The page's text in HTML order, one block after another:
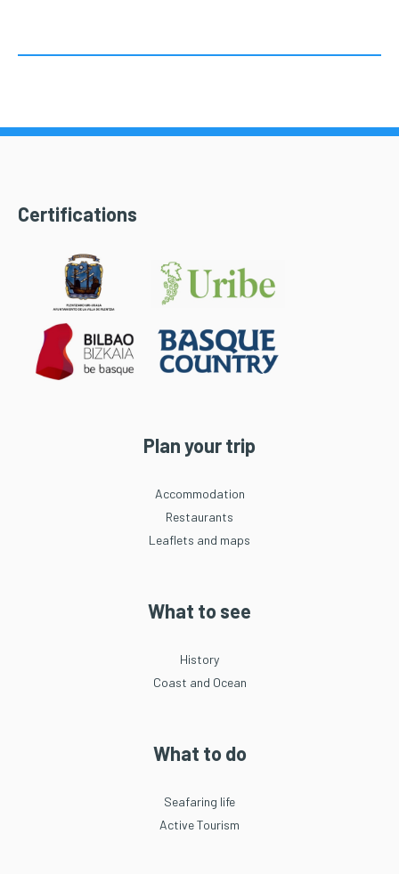
Certifications
Plan your trip
Accommodation
Restaurants
Leaflets and maps
What to see
History
Coast and Ocean
What to do
Seafaring life
Active Tourism